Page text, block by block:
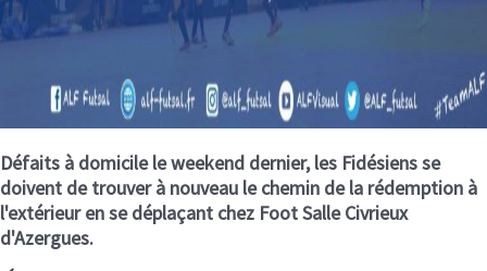
Défaits à domicile le weekend dernier, les Fidésiens se
doivent de trouver à nouveau le chemin de la rédemption à
l'extérieur en se déplaçant chez Foot Salle Civrieux
d'Azergues.